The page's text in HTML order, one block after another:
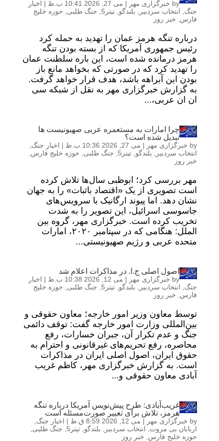
by خبرگزاری مهر | می 27, 2026 10:41 ب.ظ | اخبار
جنگ
انتخاب سردبیر بلندگو تیتر5 جنگ طلبی
حوزه خلیج
فارس
خبر روز
درباره تنگه هرمز عمان را تهدید به حمله کرد
رئیس جمهوری آمریکا که از بسته بودن تنگه
هرمز درمانده شده است، این باره سلطنت عمان
را تهدید کرد که در صورتی که بخواهد مانع باز
بودن این آبراهه باشد، هدف قرار خواهد گرفت.
به گزارش خبرگزاری مهر به نقل از شبکه سی
ان ان عربی،...
چرا امارات به مستعمره عربی صهیونیست ها
تبدیل شده است؟
by خبرگزاری مهر | می 27, 2026 10:36 ب.ظ | اخبار جنگ
انتخاب سردبیر
بلندگو تیتر5 جنگ طلبی حوزه خلیج فارس
خبر روز
مهر بررسی کرد؛ ابوظبی سال‌ها تلاش کرده
است تصویری از یک «اقتصاد باثبات» را به جهان
نشان دهد. اما پیوند ارگانیک با سرویس‌های
جاسوسی اسرائیل، این تصویر را به شدت
تخریب کرده است. خبرگزاری مهر، گروه بین
الملل: هنگامی که در سپتامبر ۲۰۲۰، امارات
متحده عربی و رژیم صهیونیستی...
اصول اصلی ج.ا. در مذاکرات اعلام شد
by خبرگزاری مهر | می 12, 2026 10:38 ب.ظ | اخبار
جنگ
انتخاب سردبیر بلندگو تیتر5 جنگ طلبی
حوزه خلیج
فارس
خبر روز
توسط معاون وزیر امور خارجه؛ معاون حقوقی و
بین‌المللی وزارت امور خارجه گفت: توقف دائمی
جنگ و عدم تکرار آن، جبران خسارات، رفع
محاصره، رفع تحریم‌های غیرقانونی و احترام به
حقوق ایران، اصول اصلی ایران در مذاکرات
است. به گزارش خبرگزاری مهر، کاظم غریب
آبادی معاون حقوقی و...
غریب‌آبادی: طرح پیش‌نویس آمریکا درباره تنگه
هرمز، تلاش برای تغییر صورت‌مسئله است
by خبرگزاری مهر | می 12, 2026 8:59 ق.ظ | اخبار جنگ
اربابان بی مروت
انتخاب سردبیر بلندگو تیتر5 جنگ طلبی
حوزه خلیج فارس
خبر روز